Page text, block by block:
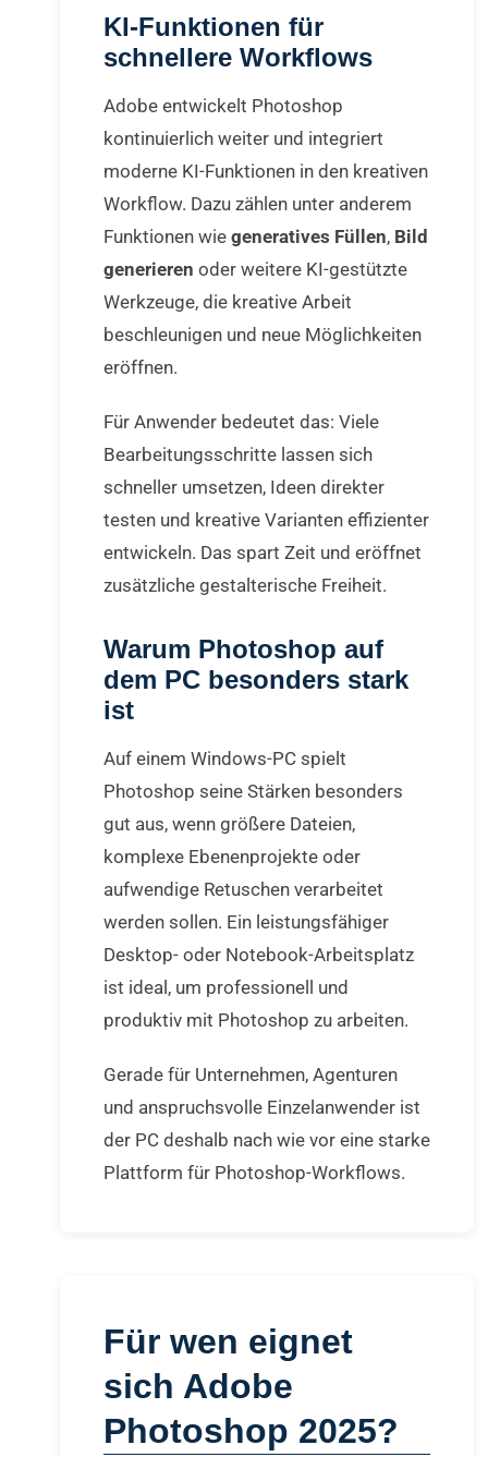
KI-Funktionen für
schnellere Workflows
Adobe entwickelt Photoshop
kontinuierlich weiter und integriert
moderne KI-Funktionen in den kreativen
Workflow. Dazu zählen unter anderem
Funktionen wie generatives Füllen, Bild
generieren oder weitere KI-gestützte
Werkzeuge, die kreative Arbeit
beschleunigen und neue Möglichkeiten
eröffnen.
Für Anwender bedeutet das: Viele
Bearbeitungsschritte lassen sich
schneller umsetzen, Ideen direkter
testen und kreative Varianten effizienter
entwickeln. Das spart Zeit und eröffnet
zusätzliche gestalterische Freiheit.
Warum Photoshop auf
dem PC besonders stark
ist
Auf einem Windows-PC spielt
Photoshop seine Stärken besonders
gut aus, wenn größere Dateien,
komplexe Ebenenprojekte oder
aufwendige Retuschen verarbeitet
werden sollen. Ein leistungsfähiger
Desktop- oder Notebook-Arbeitsplatz
ist ideal, um professionell und
produktiv mit Photoshop zu arbeiten.
Gerade für Unternehmen, Agenturen
und anspruchsvolle Einzelanwender ist
der PC deshalb nach wie vor eine starke
Plattform für Photoshop-Workflows.
Für wen eignet
sich Adobe
Photoshop 2025?